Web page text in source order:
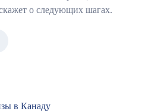
о следующих шагах.
в Канаду